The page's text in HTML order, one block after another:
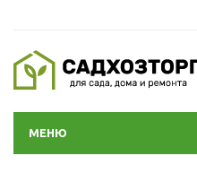
МЕНЮ